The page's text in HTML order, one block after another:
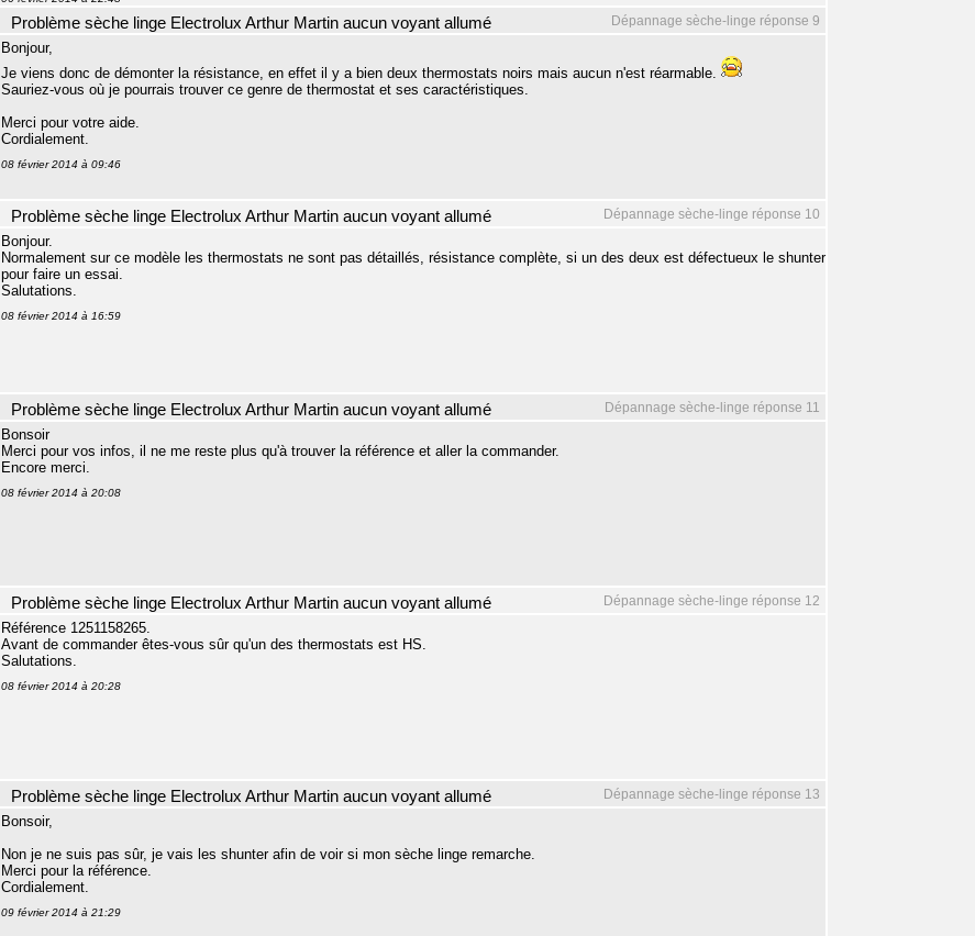
Dépannage sèche-linge réponse 9
Problème sèche linge Electrolux Arthur Martin aucun voyant allumé
Bonjour,
Je viens donc de démonter la résistance, en effet il y a bien deux thermostats noirs mais aucun n'est réarmable.
Sauriez-vous où je pourrais trouver ce genre de thermostat et ses caractéristiques.
Merci pour votre aide.
Cordialement.
08 février 2014 à 09:46
Dépannage sèche-linge réponse 10
Problème sèche linge Electrolux Arthur Martin aucun voyant allumé
Bonjour.
Normalement sur ce modèle les thermostats ne sont pas détaillés, résistance complète, si un des deux est défectueux le shunter
pour faire un essai.
Salutations.
08 février 2014 à 16:59
Dépannage sèche-linge réponse 11
Problème sèche linge Electrolux Arthur Martin aucun voyant allumé
Bonsoir
Merci pour vos infos, il ne me reste plus qu'à trouver la référence et aller la commander.
Encore merci.
08 février 2014 à 20:08
Dépannage sèche-linge réponse 12
Problème sèche linge Electrolux Arthur Martin aucun voyant allumé
Référence 1251158265.
Avant de commander êtes-vous sûr qu'un des thermostats est HS.
Salutations.
08 février 2014 à 20:28
Dépannage sèche-linge réponse 13
Problème sèche linge Electrolux Arthur Martin aucun voyant allumé
Bonsoir,
Non je ne suis pas sûr, je vais les shunter afin de voir si mon sèche linge remarche.
Merci pour la référence.
Cordialement.
09 février 2014 à 21:29